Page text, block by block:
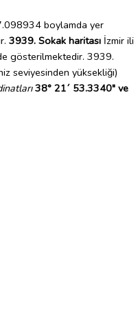
boylamda yer
3939. Sokak haritası İzmir ili
gösterilmektedir. 3939.
seviyesinden yüksekliği)
38° 21´ 53.3340" ve